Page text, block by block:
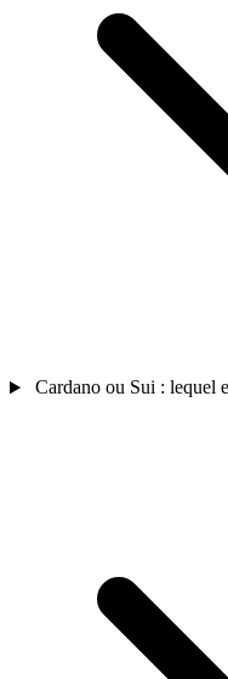
Cardano ou Sui : lequel